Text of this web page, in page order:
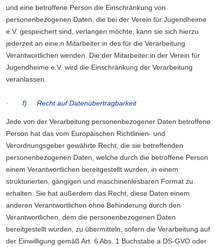
und eine betroffene Person die Einschränkung von
personenbezogenen Daten, die bei der Verein für Jugendheime
e.V. gespeichert sind, verlangen möchte, kann sie sich hierzu
jederzeit an eine:n Mitarbeiter:in des für die Verarbeitung
Verantwortlichen wenden. Die:der Mitarbeiter:in der Verein für
Jugendheime e.V. wird die Einschränkung der Verarbeitung
veranlassen.
· f) Recht auf Datenübertragbarkeit
Jede von der Verarbeitung personenbezogener Daten betroffene
Person hat das vom Europäischen Richtlinien- und
Verordnungsgeber gewährte Recht, die sie betreffenden
personenbezogenen Daten, welche durch die betroffene Person
einem Verantwortlichen bereitgestellt wurden, in einem
strukturierten, gängigen und maschinenlesbaren Format zu
erhalten. Sie hat außerdem das Recht, diese Daten einem
anderen Verantwortlichen ohne Behinderung durch den
Verantwortlichen, dem die personenbezogenen Daten
bereitgestellt wurden, zu übermitteln, sofern die Verarbeitung auf
der Einwilligung gemäß Art. 6 Abs. 1 Buchstabe a DS-GVO oder